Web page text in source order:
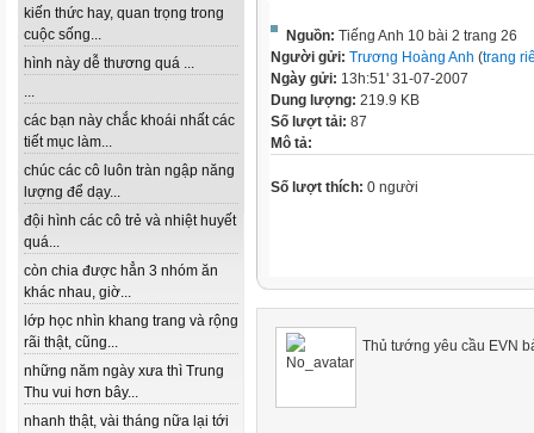
kiến thức hay, quan trọng trong
cuộc sống...
hình này dễ thương quá ...
...
các bạn này chắc khoái nhất các
tiết mục làm...
chúc các cô luôn tràn ngập năng
lượng để dạy...
đội hình các cô trẻ và nhiệt huyết
quá...
còn chia được hẳn 3 nhóm ăn
khác nhau, giờ...
lớp học nhìn khang trang và rộng
rãi thật, cũng...
những năm ngày xưa thì Trung
Thu vui hơn bây...
nhanh thật, vài tháng nữa lại tới
Nguồn: Tiếng Anh 10 bài 2 trang 26
Người gửi: Trương Hoàng Anh (trang
Ngày gửi: 13h:51' 31-07-2007
Dung lượng: 219.9 KB
Số lượt tải: 87
Mô tả:
Số lượt thích: 0 người
Thủ tướng yêu cầu EVN